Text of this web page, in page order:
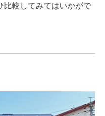
比較してみてはいかがで